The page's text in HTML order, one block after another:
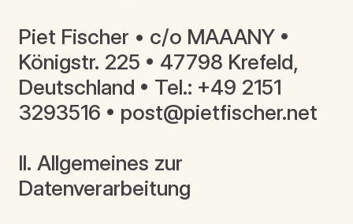
Piet Fischer • c/o MAAANY •
Königstr. 225 • 47798 Krefeld,
Deutschland • Tel.: +49 2151
3293516 • post@pietfischer.net
II. Allgemeines zur
Datenverarbeitung